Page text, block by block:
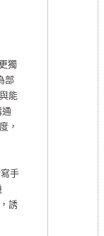
獨
部
能
，
手
誘